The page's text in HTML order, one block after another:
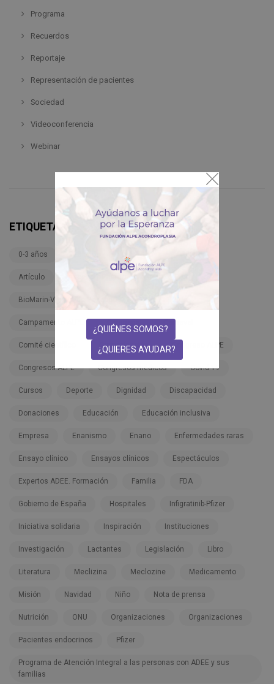
Programa
Recuerdos
Reportaje
Representación de pacientes
Sociedad
Videoconferencia
Webinar
ETIQUETAS
0-3 años 6-12 años
Artículo Ascendis Pharma TransCon CNP
BioMarin-Vosoritide-Voxzogo BMN 111-206
Campamento ALPE Campaña Carnaval
Comité científico Comunicación Congreso ALPE
Congresos ALPE Congresos médicos Covid-19
Cursos Deporte Dignidad Discapacidad
Donaciones Educación Educación inclusiva
Empresa Enanismo Enano Enfermedades raras
Ensayo clínico Ensayos clínicos Espectáculos
Expertos ADEE. Formación Familia FDA
Gobierno de España Hospitales Infigratinib-Pfizer
Iniciativa solidaria Inspiración Instituciones
Investigación Lactantes Legislación Libro
Literatura Meclizina Meclozine Medicamento
Misión Navidad Niño Nota de prensa
Nutrición ONU Organizaciones Organizaciones
Pacientes endocrinos Pfizer
Programa de Atención Integral a las personas con ADEE y sus
familias
¿QUIÉNES SOMOS?
¿QUIERES AYUDAR?